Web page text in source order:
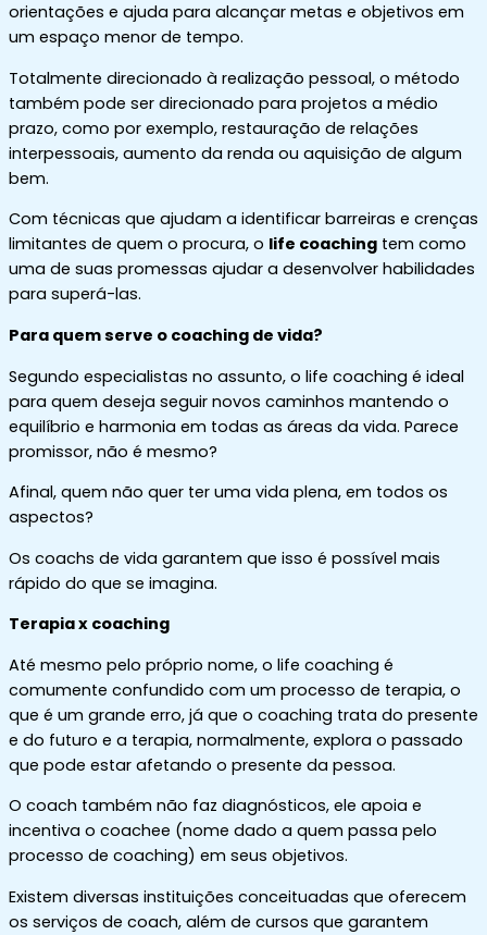
orientações e ajuda para alcançar metas e objetivos em
um espaço menor de tempo.
Totalmente direcionado à realização pessoal, o método
também pode ser direcionado para projetos a médio
prazo, como por exemplo, restauração de relações
interpessoais, aumento da renda ou aquisição de algum
bem.
Com técnicas que ajudam a identificar barreiras e crenças
limitantes de quem o procura, o life coaching tem como
uma de suas promessas ajudar a desenvolver habilidades
para superá-las.
Para quem serve o coaching de vida?
Segundo especialistas no assunto, o life coaching é ideal
para quem deseja seguir novos caminhos mantendo o
equilíbrio e harmonia em todas as áreas da vida. Parece
promissor, não é mesmo?
Afinal, quem não quer ter uma vida plena, em todos os
aspectos?
Os coachs de vida garantem que isso é possível mais
rápido do que se imagina.
Terapia x coaching
Até mesmo pelo próprio nome, o life coaching é
comumente confundido com um processo de terapia, o
que é um grande erro, já que o coaching trata do presente
e do futuro e a terapia, normalmente, explora o passado
que pode estar afetando o presente da pessoa.
O coach também não faz diagnósticos, ele apoia e
incentiva o coachee (nome dado a quem passa pelo
processo de coaching) em seus objetivos.
Existem diversas instituições conceituadas que oferecem
os serviços de coach, além de cursos que garantem